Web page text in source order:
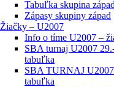
Tabuľka skupina západ
Zápasy skupiny západ
Žiačky – U2007
Info o tíme U2007 –
SBA turnaj U2007
tabuľka
SBA TURNAJ
tabuľka